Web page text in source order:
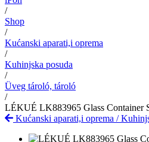
/
Shop
/
Kućanski aparati,i oprema
/
Kuhinjska posuda
/
Üveg tároló, tároló
/
LÉKUÉ LK883965 Glass Container
Kućanski aparati,i oprema /